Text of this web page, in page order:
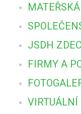
JSDH
FIRMY A
VIRTUÁLNÍ